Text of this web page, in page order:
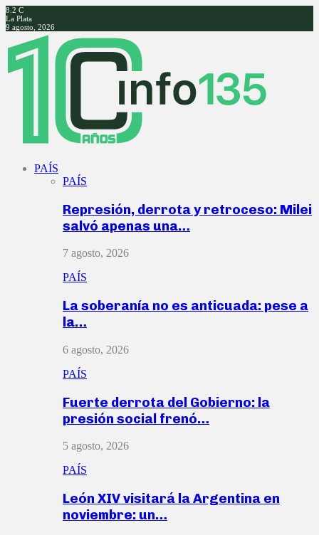
8.2 C
La Plata
9 agosto, 2026
Facebook
Twitter
Instagram
Youtube
PAÍS
PAÍS
Represión, derrota y retroceso: Milei
salvó apenas una…
7 agosto, 2026
PAÍS
La soberanía no es anticuada: pese a
la…
6 agosto, 2026
PAÍS
Fuerte derrota del Gobierno: la
presión social frenó…
5 agosto, 2026
PAÍS
León XIV visitará la Argentina en
noviembre: un…